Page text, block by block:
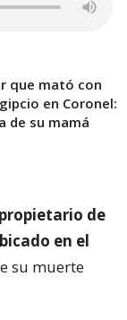
que mató con
en Coronel:
de su mamá
de
en el
su muerte